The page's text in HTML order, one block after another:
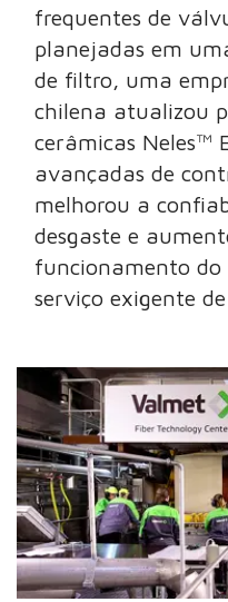
frequentes de
planejadas em
de filtro, uma
chilena atualizou
cerâmicas Neles™
avançadas de
melhorou a
desgaste e
funcionamento do
serviço exigente